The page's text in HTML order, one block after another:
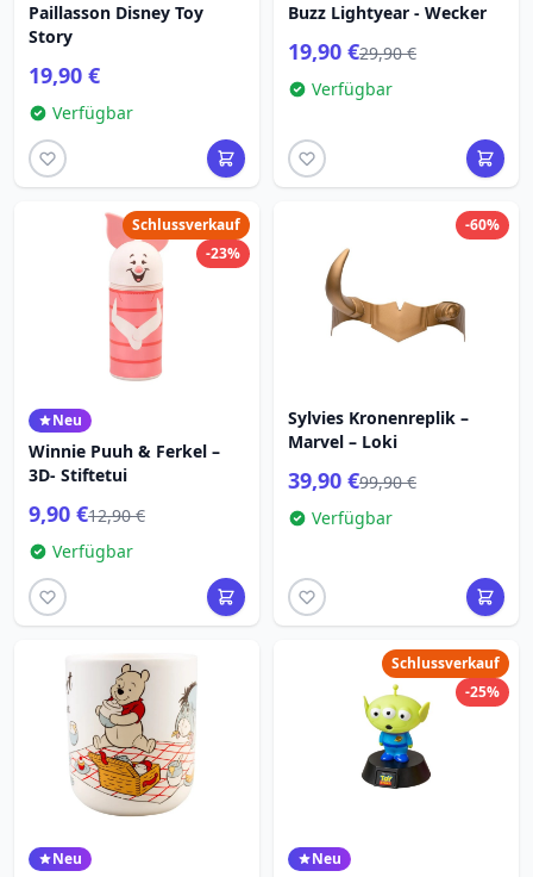
Paillasson Disney Toy
Story
19,90 €
Verfügbar
Buzz Lightyear - Wecker
19,90 €29,90 €
Verfügbar
Schlussverkauf
-23%
Neu
Winnie Puuh & Ferkel –
3D- Stiftetui
9,90 €12,90 €
Verfügbar
-60%
Sylvies Kronenreplik –
Marvel – Loki
39,90 €99,90 €
Verfügbar
Neu
Schlussverkauf
-25%
Neu